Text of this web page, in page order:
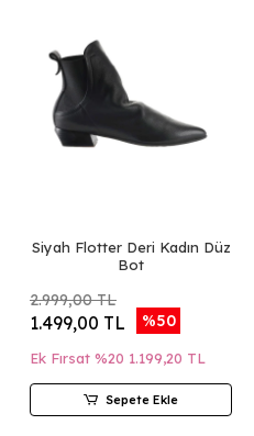
Siyah Flotter Deri Kadın Düz
Bot
2.999,00 TL
1.499,00 TL %50
Ek Fırsat %20 1.199,20 TL
Sepete Ekle